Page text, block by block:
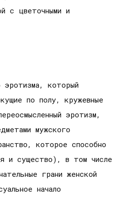
с цветочными и
который
по полу, кружевные
эротизм,
мужского
которое способно
и существо), в том числе
грани женской
начало